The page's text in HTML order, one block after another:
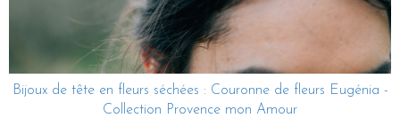
Bijoux de tête en fleurs séchées : Couronne de fleurs Eugénia -
Collection Provence mon Amour